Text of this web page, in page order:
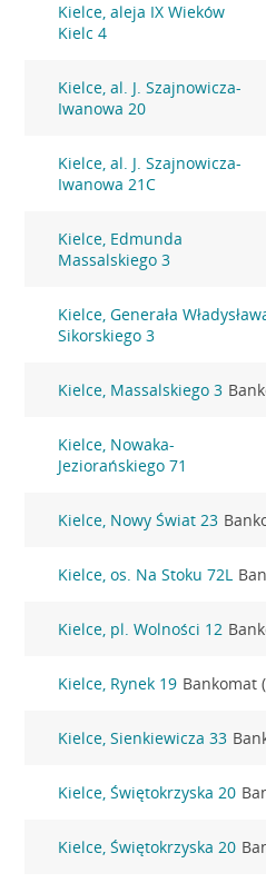
Kielce, aleja IX Wieków
Kielc 4
Kielce, al. J. Szajnowicza-
Iwanowa 20
Kielce, al. J. Szajnowicza-
Iwanowa 21C
Kielce, Edmunda
Massalskiego 3
Kielce, Generała
Sikorskiego 3
Kielce, Massalskiego 3
Kielce, Nowaka-
Jeziorańskiego 71
Kielce, Nowy Świat 23
Kielce, os. Na Stoku 72L
Kielce, pl. Wolności 12
Kielce, Rynek 19 Bankomat
Kielce, Sienkiewicza 33
Kielce, Świętokrzyska 20
Kielce, Świętokrzyska 20